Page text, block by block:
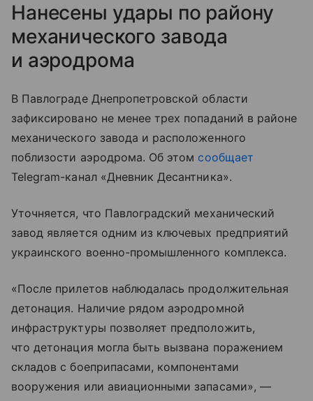
Нанесены удары по району
механического завода
и аэродрома
В Павлограде Днепропетровской области
зафиксировано не менее трех попаданий в районе
механического завода и расположенного
поблизости аэродрома. Об этом сообщает
Telegram-канал «Дневник Десантника».
Уточняется, что Павлоградский механический
завод является одним из ключевых предприятий
украинского военно-промышленного комплекса.
«После прилетов наблюдалась продолжительная
детонация. Наличие рядом аэродромной
инфраструктуры позволяет предположить,
что детонация могла быть вызвана поражением
складов с боеприпасами, компонентами
вооружения или авиационными запасами», —